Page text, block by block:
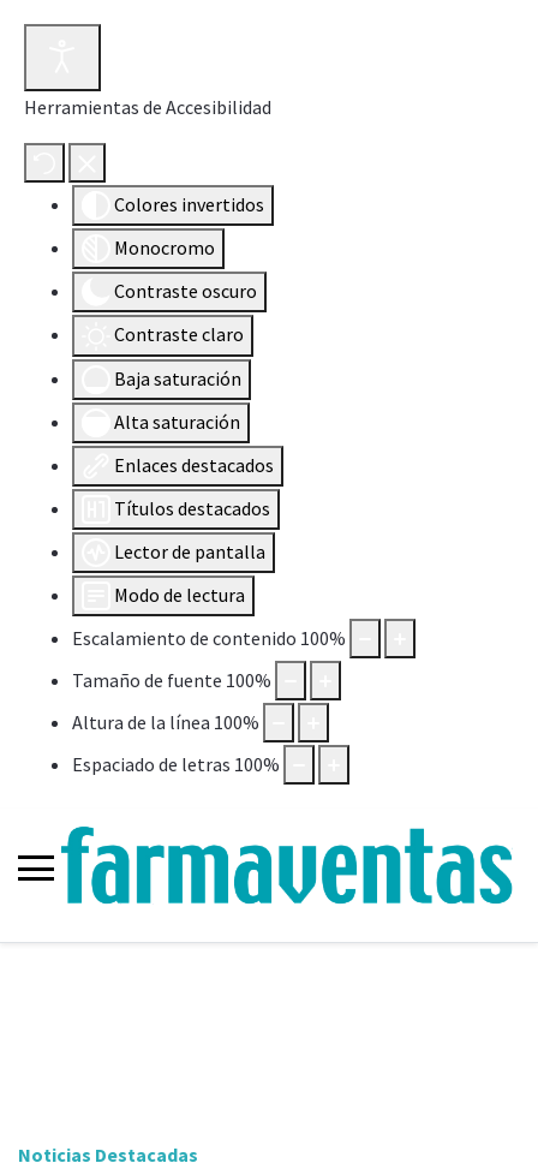
Herramientas de Accesibilidad
Colores invertidos
Monocromo
Contraste oscuro
Contraste claro
Baja saturación
Alta saturación
Enlaces destacados
Títulos destacados
Lector de pantalla
Modo de lectura
Escalamiento de contenido 100%
Tamaño de fuente 100%
Altura de la línea 100%
Espaciado de letras 100%
Noticias Destacadas